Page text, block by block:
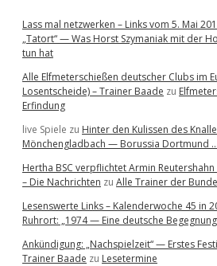
Lass mal netzwerken – Links vom 5. Mai
„Tatort“ — Was Horst Szymaniak mit der
tun hat
Alle Elfmeterschießen deutscher Clubs im
Losentscheide) – Trainer Baade zu
Erfindung
live Spiele zu Hinter den Kulissen des
Mönchengladbach — Borussia Dortmund
Hertha BSC verpflichtet Armin
– Die Nachrichten zu Alle Trainer der
Lesenswerte Links – Kalenderwoche 45 in
Ruhrort: „1974 — Eine deutsche
Ankündigung: „Nachspielzeit“ — Erstes
Trainer Baade zu Lesetermine